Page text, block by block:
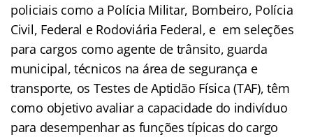
policiais como a Polícia Militar, Bombeiro, Polícia
Civil, Federal e Rodoviária Federal, e em seleções
para cargos como agente de trânsito, guarda
municipal, técnicos na área de segurança e
transporte, os Testes de Aptidão Física (TAF), têm
como objetivo avaliar a capacidade do indivíduo
para desempenhar as funções típicas do cargo